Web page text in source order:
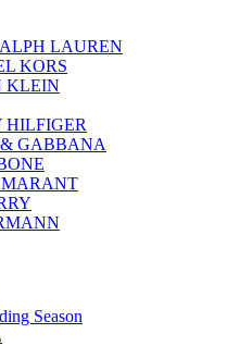
LAUREN
KORS
KLEIN
HILFIGER
GABBANA
Season